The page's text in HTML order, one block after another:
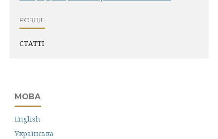
РОЗДІЛ
СТАТТІ
МОВА
English
Українська